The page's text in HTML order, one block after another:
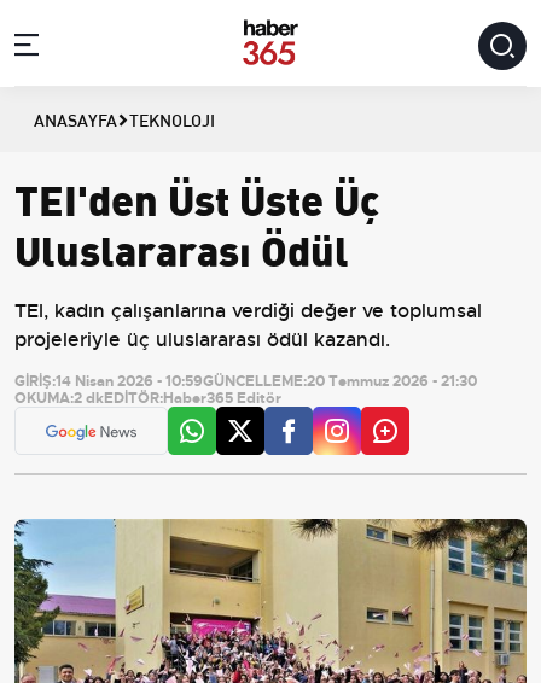
ANASAYFA TEKNOLOJI
TEI'den Üst Üste Üç
Uluslararası Ödül
TEI, kadın çalışanlarına verdiği değer ve toplumsal
projeleriyle üç uluslararası ödül kazandı.
GİRİŞ:14 Nisan 2026 - 10:59GÜNCELLEME:20 Temmuz 2026 - 21:30
OKUMA:2 dkEDİTÖR:Haber365 Editör